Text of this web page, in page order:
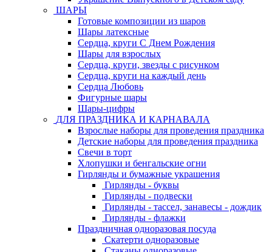
ШАРЫ
Готовые композиции из шаров
Шары латексные
Сердца, круги С Днем Рождения
Шары для взрослых
Сердца, круги, звезды с рисунком
Сердца, круги на каждый день
Сердца Любовь
Фигурные шары
Шары-цифры
ДЛЯ ПРАЗДНИКА И КАРНАВАЛА
Взрослые наборы для проведения праздника
Детские наборы для проведения праздника
Свечи в торт
Хлопушки и бенгальские огни
Гирлянды и бумажные украшения
Гирлянды - буквы
Гирлянды - подвески
Гирлянды - тассел, занавесы - дождик
Гирлянды - флажки
Праздничная одноразовая посуда
Скатерти одноразовые